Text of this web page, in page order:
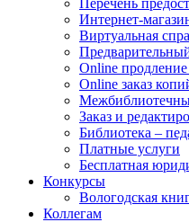
Перечень
Интернет-
Виртуальная
Online
Online заказ
Заказ и
Библиотека –
Платные услуги
Бесплатная
Конкурсы
Вологодская
Коллегам